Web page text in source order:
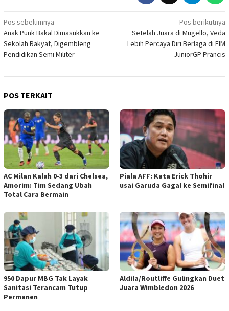
Navigasi
pos
Pos sebelumnya
Anak Punk Bakal Dimasukkan ke
Sekolah Rakyat, Digembleng
Pendidikan Semi Militer
Pos berikutnya
Setelah Juara di Mugello, Veda
Lebih Percaya Diri Berlaga di FIM
JuniorGP Prancis
POS TERKAIT
AC Milan Kalah 0-3 dari Chelsea,
Amorim: Tim Sedang Ubah
Total Cara Bermain
Piala AFF: Kata Erick Thohir
usai Garuda Gagal ke Semifinal
950 Dapur MBG Tak Layak
Sanitasi Terancam Tutup
Permanen
Aldila/Routliffe Gulingkan Duet
Juara Wimbledon 2026